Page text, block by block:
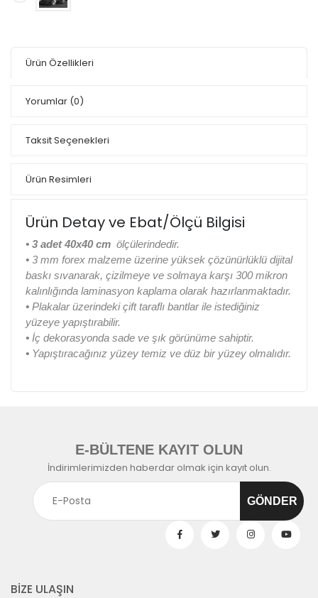
Ürün Özellikleri
Yorumlar (0)
Taksit Seçenekleri
Ürün Resimleri
Ürün Detay ve Ebat/Ölçü Bilgisi
• 3 adet 40x40 cm ölçülerindedir.
• 3 mm forex malzeme üzerine yüksek çözünürlüklü dijital
baskı sıvanarak, çizilmeye ve solmaya karşı 300 mikron
kalınlığında laminasyon kaplama olarak hazırlanmaktadır.
• Plakalar üzerindeki çift taraflı bantlar ile istediğiniz
yüzeye yapıştırabilir.
• İç dekorasyonda sade ve şık görünüme sahiptir.
• Yapıştıracağınız yüzey temiz ve düz bir yüzey olmalıdır.
E-BÜLTENE KAYIT OLUN
İndirimlerimizden haberdar olmak için kayıt olun.
BİZE ULAŞIN